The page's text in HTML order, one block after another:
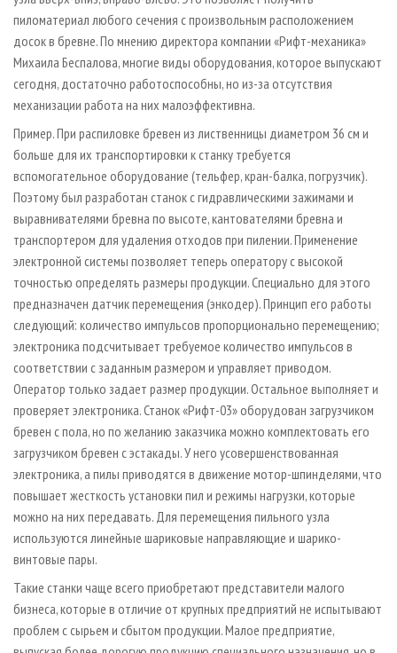
пиломатериал любого сечения с произвольным расположением
досок в бревне. По мнению директора компании «Рифт-механика»
Михаила Беспалова, многие виды оборудования, которое выпускают
сегодня, достаточно работоспособны, но из-за отсутствия
механизации работа на них малоэффективна.
Пример. При распиловке бревен из лиственницы диаметром 36 см и
больше для их транспортировки к станку требуется
вспомогательное оборудование (тельфер, кран-балка, погрузчик).
Поэтому был разработан станок с гидравлическими зажимами и
выравнивателями бревна по высоте, кантователями бревна и
транспортером для удаления отходов при пилении. Применение
электронной системы позволяет теперь оператору с высокой
точностью определять размеры продукции. Специально для этого
предназначен датчик перемещения (энкодер). Принцип его работы
следующий: количество импульсов пропорционально перемещению;
электроника подсчитывает требуемое количество импульсов в
соответствии с заданным размером и управляет приводом.
Оператор только задает размер продукции. Остальное выполняет и
проверяет электроника. Станок «Рифт-03» оборудован загрузчиком
бревен с пола, но по желанию заказчика можно комплектовать его
загрузчиком бревен с эстакады. У него усовершенствованная
электроника, а пилы приводятся в движение мотор-шпинделями, что
повышает жесткость установки пил и режимы нагрузки, которые
можно на них передавать. Для перемещения пильного узла
используются линейные шариковые направляющие и шарико-
винтовые пары.
Такие станки чаще всего приобретают представители малого
бизнеса, которые в отличие от крупных предприятий не испытывают
проблем с сырьем и сбытом продукции. Малое предприятие,